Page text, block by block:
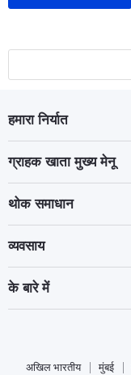
हमारा निर्यात
ग्राहक खाता मुख्य मेनू
थोक समाधान
व्यवसाय
के बारे में
अखिल भारतीय
मुंबई